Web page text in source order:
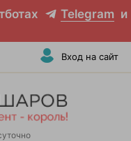
Telegram и
Вход на сайт